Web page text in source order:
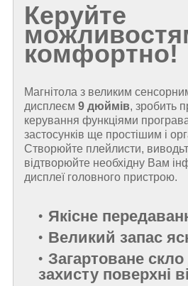
Керуйте
комфортно!
Магнітола з великим
дисплеєм 9 дюймів, зробить
керування функціями
застосунків ще простішим і
Створюйте плейлисти,
відтворюйте необхідну Вам
дисплеї головного пристрою.
Якісне
Великий запас
Загартоване
захисту поверхні